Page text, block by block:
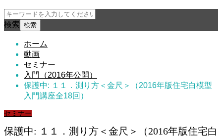
検索
ホーム
動画
セミナー
入門（2016年公開）
保護中: １１．測り方＜金尺＞（2016年版住宅白模型
入門講座全18回）
セミナー
保護中: １１．測り方＜金尺＞（2016年版住宅白